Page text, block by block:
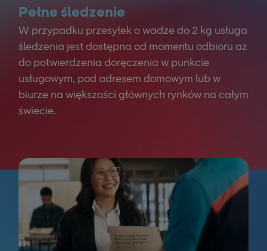
Pełne śledzenie
W przypadku przesyłek o wadze do 2 kg usługa
śledzenia jest dostępna od momentu odbioru aż
do potwierdzenia doręczenia w punkcie
usługowym, pod adresem domowym lub w
biurze na większości głównych rynków na całym
świecie.